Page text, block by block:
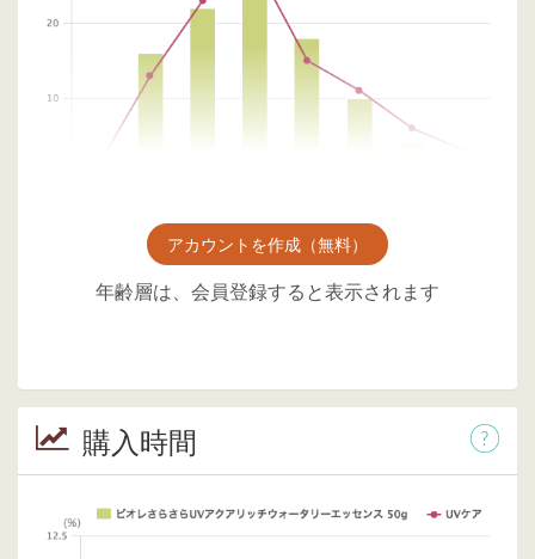
アカウントを作成（無料）
年齢層は、会員登録すると表示されます
購入時間